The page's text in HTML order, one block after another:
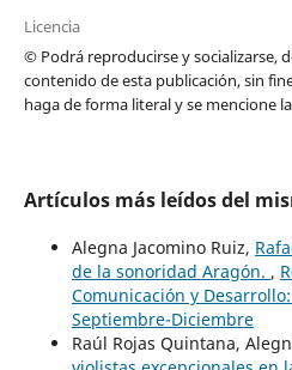
Licencia
© Podrá reproducirse y socializarse,
contenido de esta publicación, sin
haga de forma literal y se mencione
Artículos más leídos del
Alegna Jacomino Ruiz,
de la sonoridad Aragón. ,
Comunicación y
Septiembre-Diciembre
Raúl Rojas Quintana,